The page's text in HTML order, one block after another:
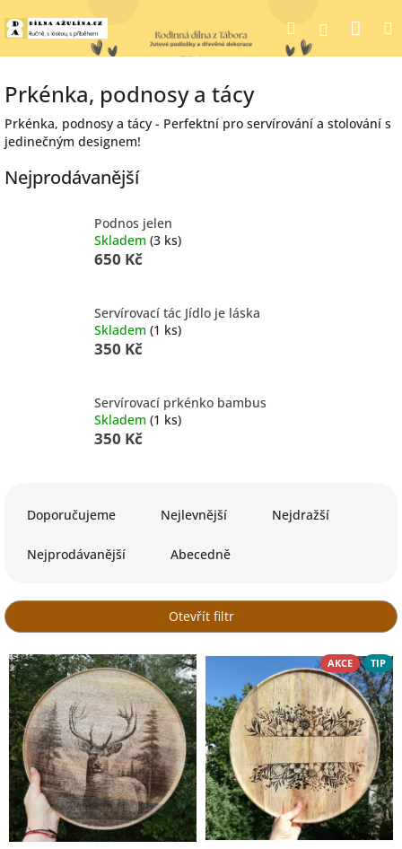
na
obsah
Hledat
Prkénka, podnosy a tácy
Prkénka, podnosy a tácy - Perfektní pro servírování a stolování s
jedinečným designem!
Nejprodávanější
Podnos jelen
Skladem (3 ks)
650 Kč
Servírovací tác Jídlo je láska
Skladem (1 ks)
350 Kč
Servírovací prkénko bambus
Skladem (1 ks)
350 Kč
p
r
o
d
u
k
t
ů
Doporučujeme Nejlevnější Nejdražší
Nejprodávanější Abecedně
Otevřít filtr
V
ý
p
s
p
r
o
d
u
AKCE TIP